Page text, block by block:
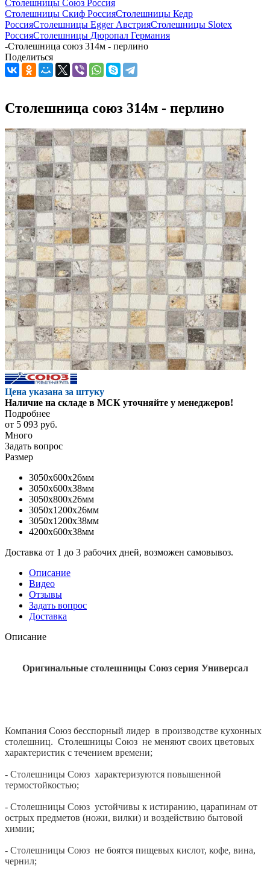
Столешницы Союз Россия
Столешницы Скиф РоссияСтолешницы Кедр
РоссияСтолешницы Egger АвстрияСтолешницы Slotex
РоссияСтолешницы Дюропал Германия
-Столешница союз 314м - перлино
Поделиться
Столешница союз 314м - перлино
Цена указана за штуку
Наличие на складе в МСК уточняйте у менеджеров!
Подробнее
от 5 093 руб.
Много
Задать вопрос
Размер
3050x600x26мм
3050x600x38мм
3050x800x26мм
3050x1200x26мм
3050x1200x38мм
4200x600x38мм
Доставка от 1 до 3 рабочих дней, возможен самовывоз.
Описание
Видео
Отзывы
Задать вопрос
Доставка
Описание
Оригинальные столешницы Союз серия Универсал
Компания Союз бесспорный лидер в производстве кухонных
столешниц. Столешницы Союз не меняют своих цветовых
характеристик с течением времени;
- Столешницы Союз характеризуются повышенной
термостойкостью;
- Столешницы Союз устойчивы к истиранию, царапинам от
острых предметов (ножи, вилки) и воздействию бытовой
химии;
- Столешницы Союз не боятся пищевых кислот, кофе, вина,
чернил;